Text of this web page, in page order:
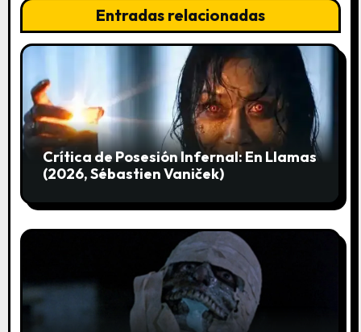
d
e
n
r
a
a
Entradas relacionadas
Crítica de Posesión Infernal: En Llamas
(2026, Sébastien Vaniček)